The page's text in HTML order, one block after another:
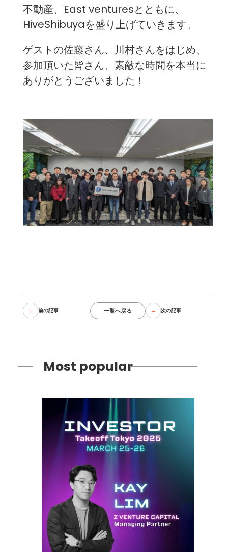
不動産、East venturesとともに、
HiveShibuyaを盛り上げていきます。
ゲストの佐藤さん、川村さんをはじめ、
参加頂いた皆さん、素敵な時間を本当に
ありがとうございました！
前の記事 一覧へ戻る 次の記事
Most popular